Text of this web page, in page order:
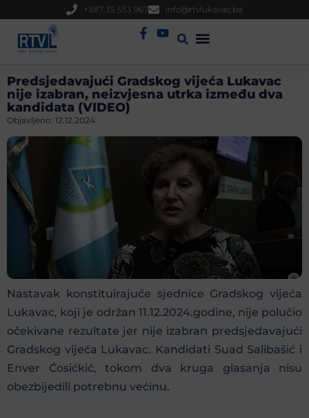
+387 35 553 967 info@rtvlukavac.ba
Predsjedavajući Gradskog vijeća Lukavac
nije izabran, neizvjesna utrka između dva
kandidata (VIDEO)
Objavljeno: 12.12.2024.
Nastavak konstituirajuće sjednice Gradskog vijeća
Lukavac, koji je održan 11.12.2024.godine, nije polučio
očekivane rezultate jer nije izabran predsjedavajući
Gradskog vijeća Lukavac. Kandidati Suad Salibašić i
Enver Ćosićkić, tokom dva kruga glasanja nisu
obezbijedili potrebnu većinu.